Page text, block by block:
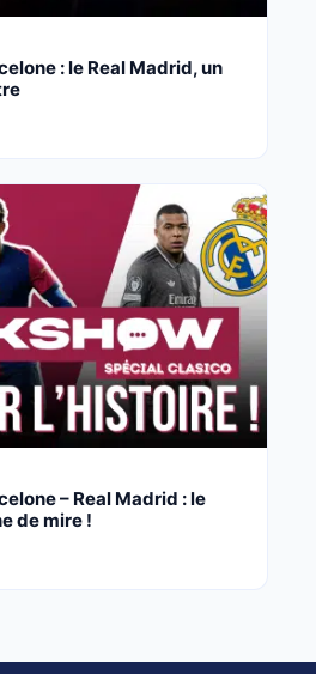
: le Real Madrid, un
– Real Madrid : le
de mire !